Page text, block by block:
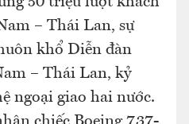
– Thái Lan, sự
khổ Diễn đàn
– Thái Lan, kỷ
ngoại giao hai nước.